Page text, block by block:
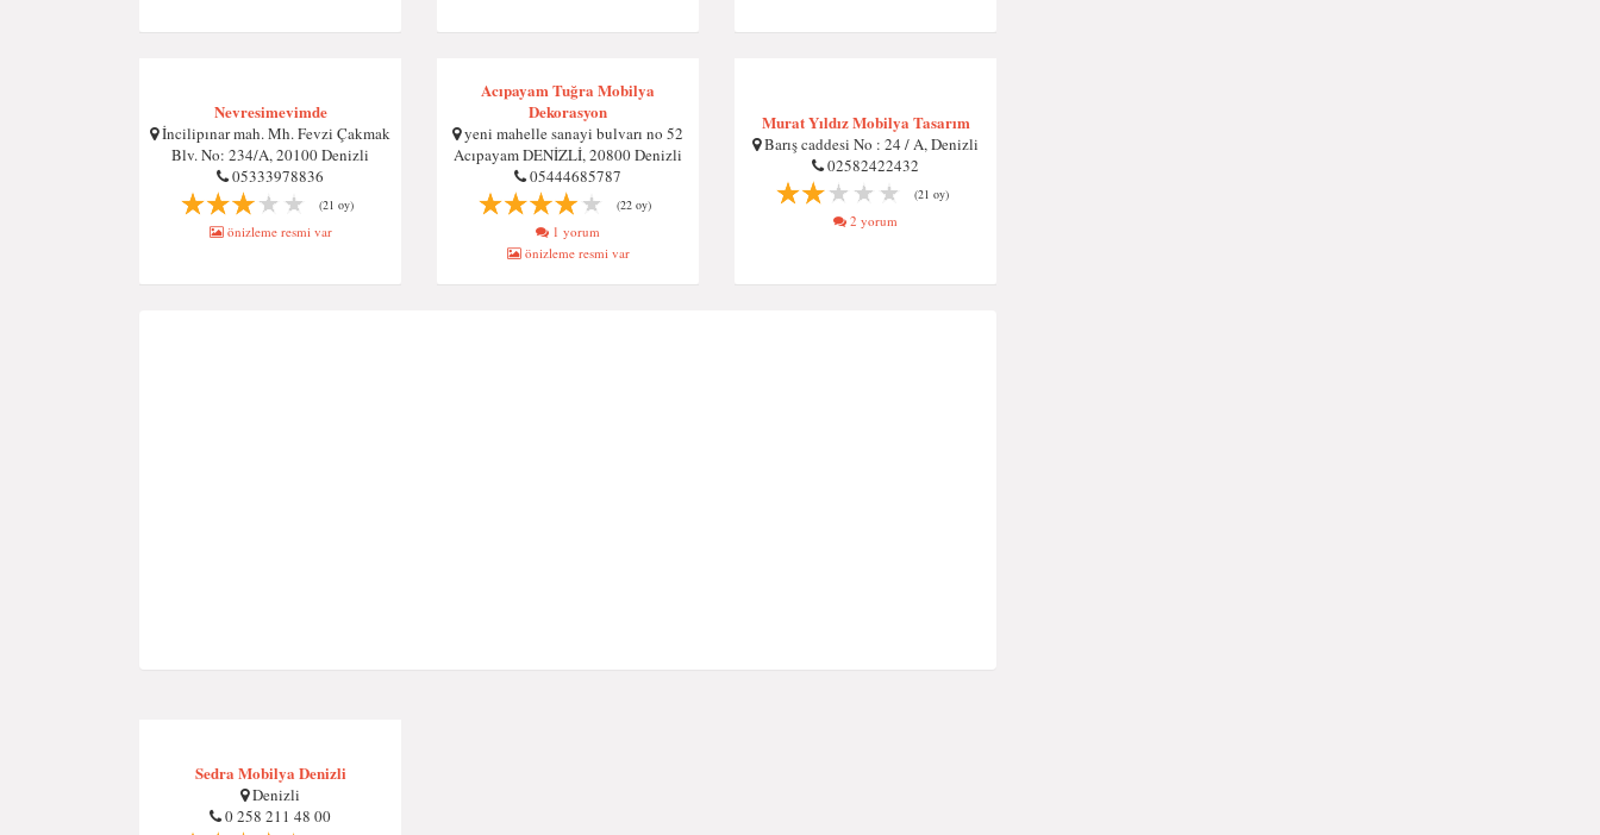
Nevresimevimde
İncilipınar mah. Mh. Fevzi Çakmak
Blv. No: 234/A, 20100 Denizli
05333978836
(21 oy)
önizleme resmi var
Acıpayam Tuğra Mobilya
Dekorasyon
yeni mahelle sanayi bulvarı no 52
Acıpayam DENİZLİ, 20800 Denizli
05444685787
(22 oy)
1 yorum
önizleme resmi var
Murat Yıldız Mobilya Tasarım
Barış caddesi No : 24 / A, Denizli
02582422432
(21 oy)
2 yorum
Sedra Mobilya Denizli
Denizli
0 258 211 48 00